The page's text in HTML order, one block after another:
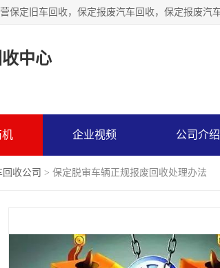
中心
机 企业视频 公司介绍
收公司 > 保定脱审车辆正规报废回收处理办法